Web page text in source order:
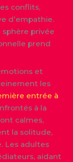
conflits,
d’empathie.
privée
prend
et
les
entrée à
à la
calmes,
la solitude,
Les adultes
aidant